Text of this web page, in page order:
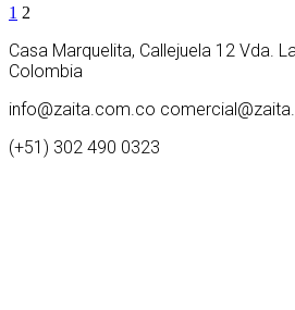
Navegación
de
entradas
Página
1 Página
2
Casa Marquelita, Callejuela 12 Vda.
Colombia
info@zaita.com.co
(+51) 302 490 0323